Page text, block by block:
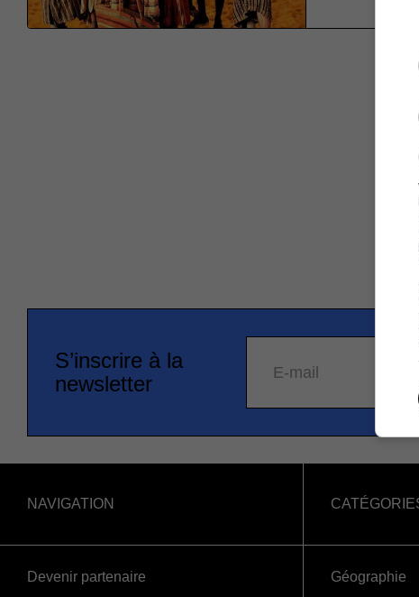
S’inscrire à la
newsletter
E-mail
NAVIGATION
Devenir partenaire
Géographie